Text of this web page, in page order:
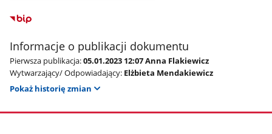
Informacje o publikacji dokumentu
Pierwsza publikacja:05.01.2023 12:07 Anna Flakiewicz
Wytwarzający/ Odpowiadający: Elżbieta Mendakiewicz
Pokaż historię zmian